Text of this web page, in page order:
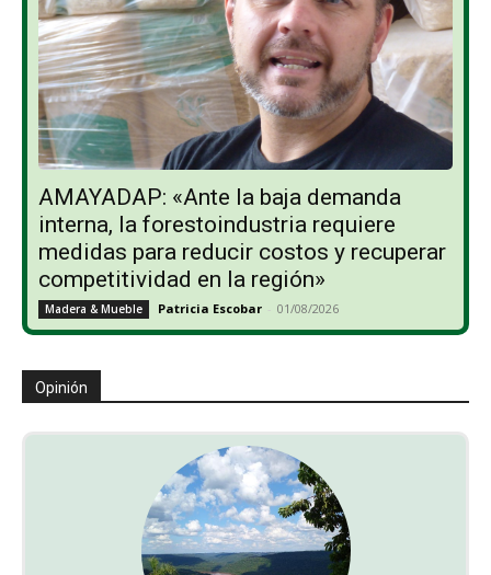
AMAYADAP: «Ante la baja demanda
interna, la forestoindustria requiere
medidas para reducir costos y recuperar
competitividad en la región»
Madera & Mueble Patricia Escobar - 01/08/2026
Opinión